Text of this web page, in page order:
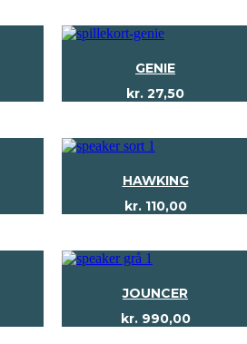
GENIE
kr. 27,50
HAWKING
kr.110,00
JOUNCER
kr.990,00